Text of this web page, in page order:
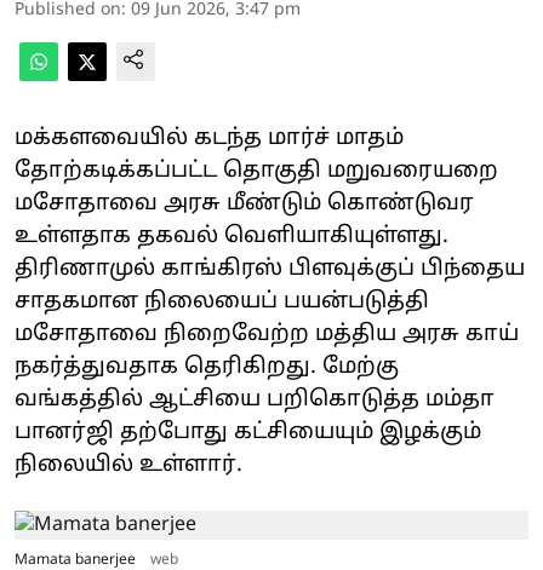
Published on: 09 Jun 2026, 3:47 pm
மக்களவையில் கடந்த மார்ச் மாதம்
தோற்கடிக்கப்பட்ட தொகுதி மறுவரையறை
மசோதாவை அரசு மீண்டும் கொண்டுவர
உள்ளதாக தகவல் வெளியாகியுள்ளது.
திரிணாமுல் காங்கிரஸ் பிளவுக்குப் பிந்தைய
சாதகமான நிலையைப் பயன்படுத்தி
மசோதாவை நிறைவேற்ற மத்திய அரசு காய்
நகர்த்துவதாக தெரிகிறது. மேற்கு
வங்கத்தில் ஆட்சியை பறிகொடுத்த மம்தா
பானர்ஜி தற்போது கட்சியையும் இழக்கும்
நிலையில் உள்ளார்.
Mamata banerjee web